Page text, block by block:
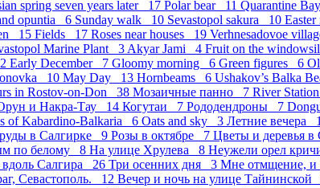
spring seven years later 17 Polar bear 11 Quarantine
opuntia 6 Sunday walk 10 Sevastopol sakura 10
15 Fields 17 Roses near houses 19 Verhnesadovoe
Marine Plant 3 Akyar Jami 4 Fruit on the
Early December 7 Gloomy morning 6 Green figures 6
10 May Day 13 Hornbeams 6 Ushakov’s Balka
in Rostov-on-Don 38 Мозаичные панно 7 River
и Накра-Тау 14 Когутаи 7 Рододендроны 7
of Kabardino-Balkaria 6 Oats and sky 3 Летние вечера
в Салгирке 9 Розы в октябре 7 Цветы и деревья в
по белому 8 На улице Хрулева 8 Неужели орел
вдоль Салгира 26 Три осенних дня 3 Мне отмщение, и
Севастополь. 12 Вечер и ночь на улице